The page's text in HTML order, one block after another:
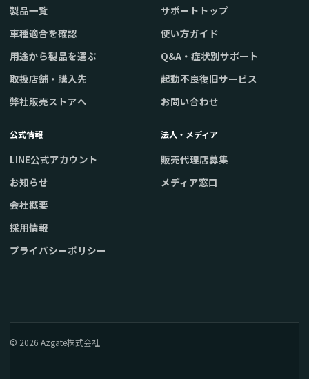
製品一覧
車種適合を確認
用途から製品を選ぶ
取扱店舗・購入先
弊社販売ストアへ
サポートトップ
使い方ガイド
Q&A・症状別サポート
起動不良復旧サービス
お問い合わせ
公式情報
LINE公式アカウント
お知らせ
会社概要
採用情報
プライバシーポリシー
法人・メディア
販売代理店募集
メディア窓口
© 2026 Azgate株式会社